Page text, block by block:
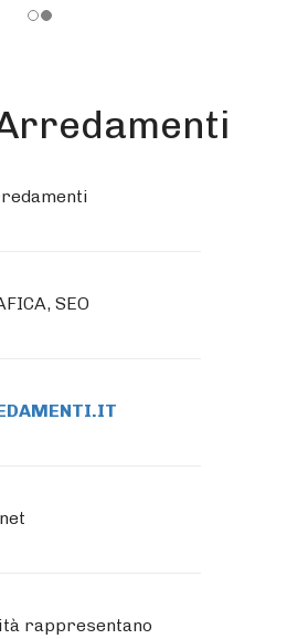
SEO
rappresentano